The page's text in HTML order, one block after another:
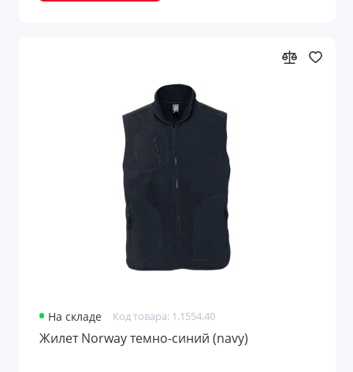
На складе Код товара: 1.1554.40
Жилет Norway темно-синий (navy)